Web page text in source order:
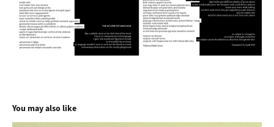
You may also like